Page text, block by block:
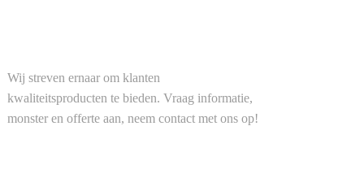
Wij streven ernaar om klanten
kwaliteitsproducten te bieden. Vraag informatie,
monster en offerte aan, neem contact met ons op!